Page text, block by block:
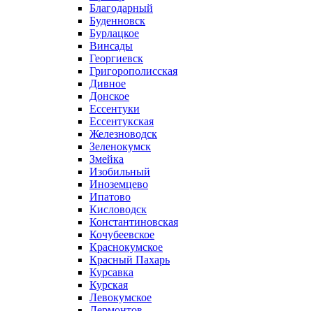
Благодарный
Буденновск
Бурлацкое
Винсады
Георгиевск
Григорополисская
Дивное
Донское
Ессентуки
Ессентукская
Железноводск
Зеленокумск
Змейка
Изобильный
Иноземцево
Ипатово
Кисловодск
Константиновская
Кочубеевское
Краснокумское
Красный Пахарь
Курсавка
Курская
Левокумское